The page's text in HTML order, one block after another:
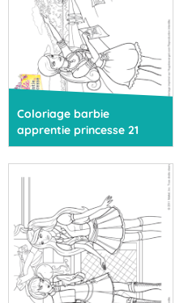
Coloriage barbie
apprentie princesse 21